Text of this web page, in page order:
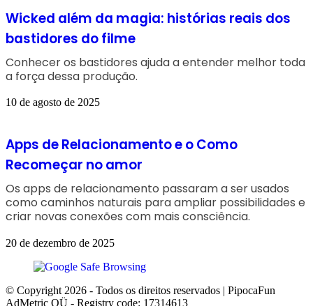
Wicked além da magia: histórias reais dos
bastidores do filme
Conhecer os bastidores ajuda a entender melhor toda
a força dessa produção.
10 de agosto de 2025
Apps de Relacionamento e o Como
Recomeçar no amor
Os apps de relacionamento passaram a ser usados
como caminhos naturais para ampliar possibilidades e
criar novas conexões com mais consciência.
20 de dezembro de 2025
© Copyright 2026 - Todos os direitos reservados | PipocaFun
AdMetric OÜ - Registry code: 17314613